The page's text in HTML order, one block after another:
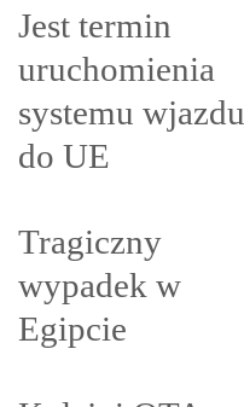
Jest termin
uruchomienia
systemu wjazdu
do UE
Tragiczny
wypadek w
Egipcie